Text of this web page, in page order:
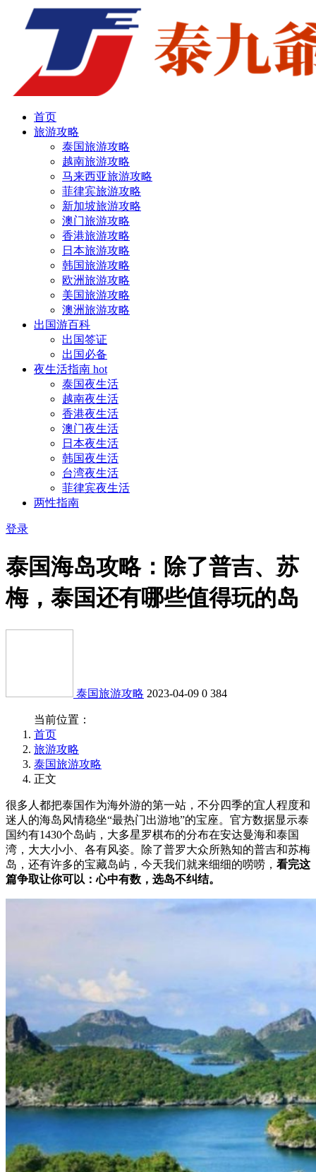
首页
旅游攻略
泰国旅游攻略
越南旅游攻略
马来西亚旅游攻略
菲律宾旅游攻略
新加坡旅游攻略
澳门旅游攻略
香港旅游攻略
日本旅游攻略
韩国旅游攻略
欧洲旅游攻略
美国旅游攻略
澳洲旅游攻略
出国游百科
出国签证
出国必备
夜生活指南 hot
泰国夜生活
越南夜生活
香港夜生活
澳门夜生活
日本夜生活
韩国夜生活
台湾夜生活
菲律宾夜生活
两性指南
登录
泰国海岛攻略：除了普吉、苏
梅，泰国还有哪些值得玩的岛
泰国旅游攻略 2023-04-09 0 384
当前位置：
首页
旅游攻略
泰国旅游攻略
正文
很多人都把泰国作为海外游的第一站，不分四季的宜人程度和
迷人的海岛风情稳坐“最热门出游地”的宝座。官方数据显示泰
国约有1430个岛屿，大多星罗棋布的分布在安达曼海和泰国
湾，大大小小、各有风姿。除了普罗大众所熟知的普吉和苏梅
岛，还有许多的宝藏岛屿，今天我们就来细细的唠唠， 看完这
篇争取让你可以：心中有数，选岛不纠结。